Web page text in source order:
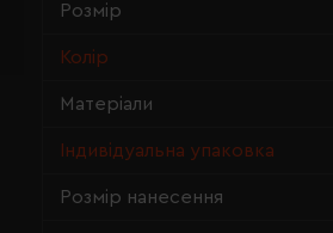
Розмір
Колір
Матеріали
Індивідуальна упаковка
Розмір нанесення